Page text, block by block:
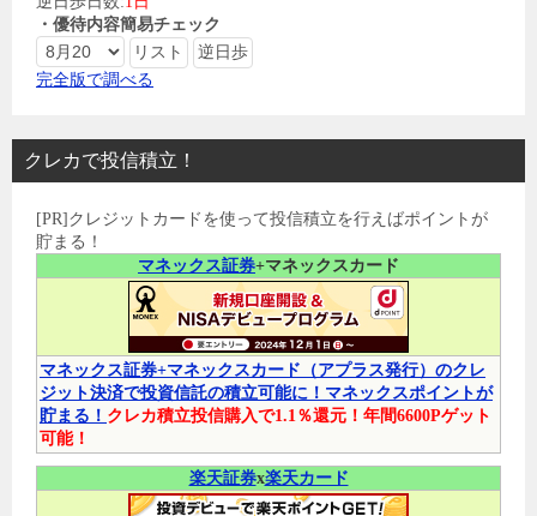
・優待内容簡易チェック
完全版で調べる
クレカで投信積立！
[PR]クレジットカードを使って投信積立を行えばポイントが
貯まる！
マネックス証券+マネックスカード
マネックス証券+マネックスカード（アプラス発行）のクレ
ジット決済で投資信託の積立可能に！マネックスポイントが
貯まる！ クレカ積立投信購入で1.1％還元！年間6600Pゲット
可能！
楽天証券x楽天カード